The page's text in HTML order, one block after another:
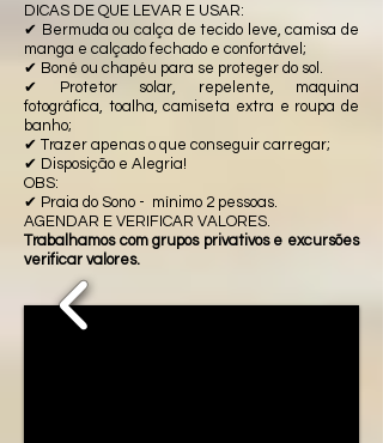
DICAS DE QUE LEVAR E USAR:
✔ Bermuda ou calça de tecido leve, camisa de
manga e calçado fechado e confortável;
✔ Boné ou chapéu para se proteger do sol.
✔ Protetor solar, repelente, maquina
fotográfica, toalha, camiseta extra e roupa de
banho;
✔ Trazer apenas o que conseguir carregar;
✔ Disposição e Alegria!
OBS:
✔ Praia do Sono - mínimo 2 pessoas.
AGENDAR E VERIFICAR VALORES.
Trabalhamos com grupos privativos e excursões
verificar valores.